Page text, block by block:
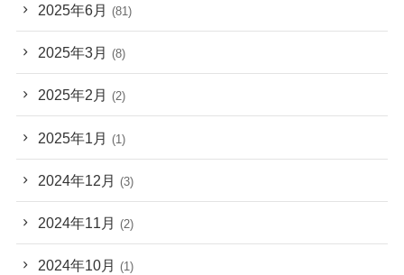
2025年6月 (81)
2025年3月 (8)
2025年2月 (2)
2025年1月 (1)
2024年12月 (3)
2024年11月 (2)
2024年10月 (1)